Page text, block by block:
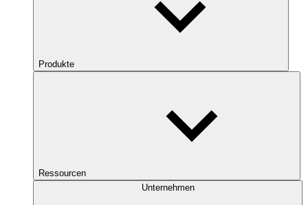
Produkte
Ressourcen
Unternehmen